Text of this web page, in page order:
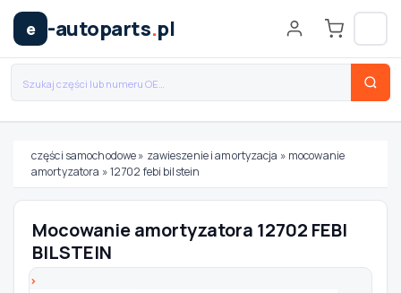
e -autoparts.pl
Wybierz swój pojazd
MARKA
części samochodowe» zawieszenie i amortyzacja » mocowanie
amortyzatora »12702 febi bilstein
Mocowanie amortyzatora 12702 FEBI
BILSTEIN